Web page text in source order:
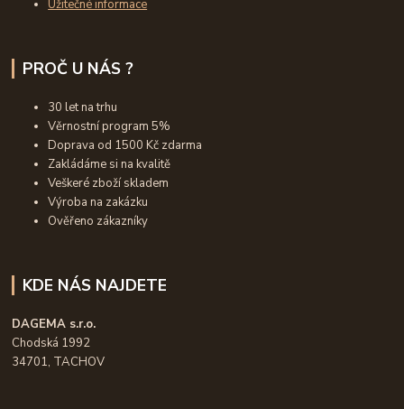
Užitečné informace
PROČ U NÁS ?
30 let na trhu
Věrnostní program 5%
Doprava od 1500 Kč zdarma
Zakládáme si na kvalitě
Veškeré zboží skladem
Výroba na zakázku
Ověřeno zákazníky
KDE NÁS NAJDETE
DAGEMA s.r.o.
Chodská 1992
34701, TACHOV